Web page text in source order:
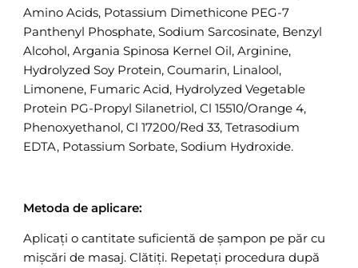
Amino Acids, Potassium Dimethicone PEG-7
Panthenyl Phosphate, Sodium Sarcosinate, Benzyl
Alcohol, Argania Spinosa Kernel Oil, Arginine,
Hydrolyzed Soy Protein, Coumarin, Linalool,
Limonene, Fumaric Acid, Hydrolyzed Vegetable
Protein PG-Propyl Silanetriol, Cl 15510/Orange 4,
Phenoxyethanol, Cl 17200/Red 33, Tetrasodium
EDTA, Potassium Sorbate, Sodium Hydroxide.
Metoda de aplicare:
Aplicați o cantitate suficientă de șampon pe păr cu
mișcări de masaj. Clătiți. Repetați procedura după